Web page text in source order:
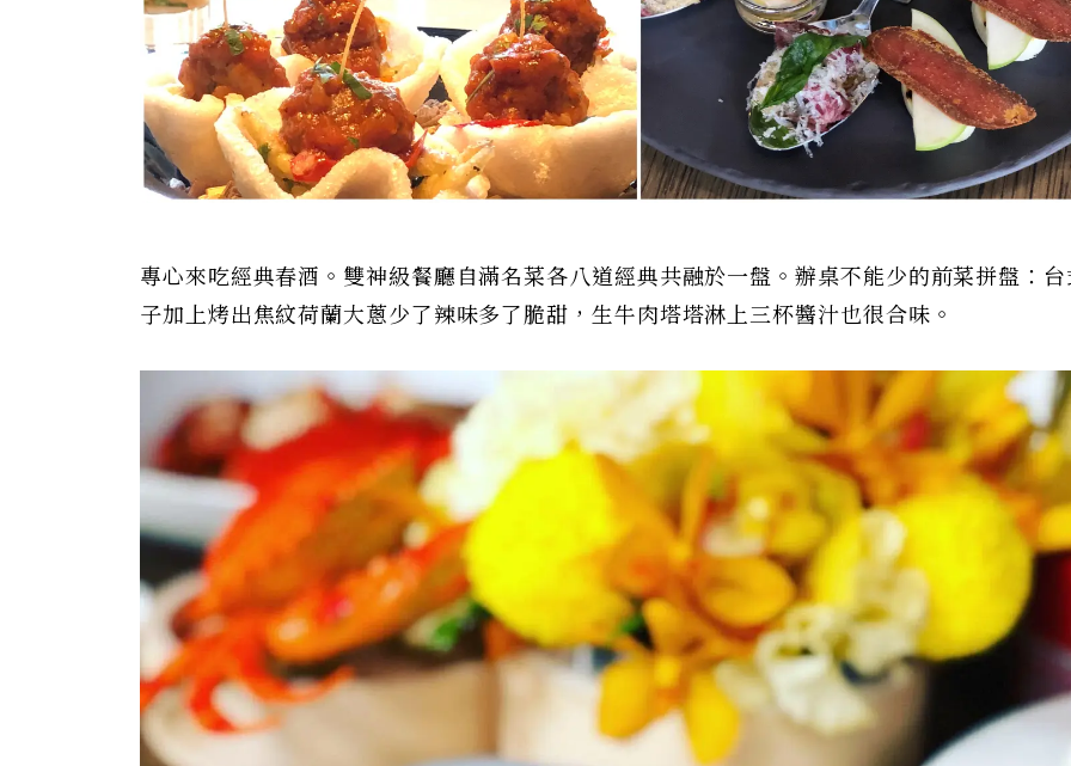
專心來吃經典春酒。雙神級餐廳自滿名菜各八道經典共融於一盤。辦桌不能少的前菜拼盤：
子加上烤出焦紋荷蘭大蔥少了辣味多了脆甜，生牛肉塔塔淋上三杯醬汁也很合味。